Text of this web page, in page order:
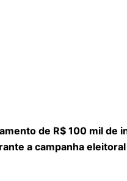
de R$ 100 mil de
a campanha